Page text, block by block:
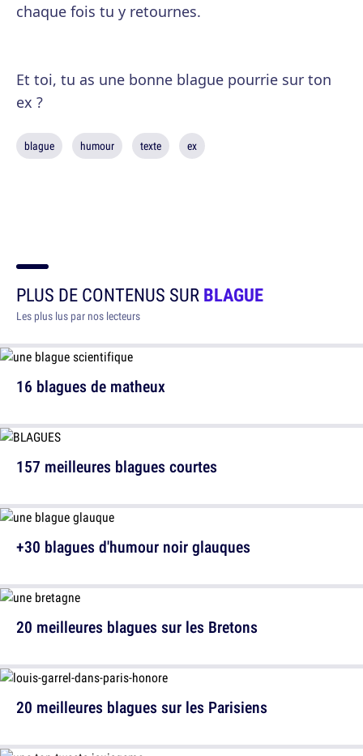
chaque fois tu y retournes.
Et toi, tu as une bonne blague pourrie sur ton
ex ?
blague humour texte ex
PLUS DE CONTENUS SURBLAGUE
Les plus lus par nos lecteurs
16 blagues de matheux
+30 blagues d'humour noir glauques
20 meilleures blagues sur les Parisiens
157 meilleures blagues courtes
20 meilleures blagues sur les Bretons